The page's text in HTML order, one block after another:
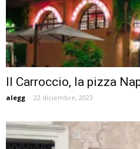
Il Carroccio, la pizza
alegg - 22 diciembre, 2023